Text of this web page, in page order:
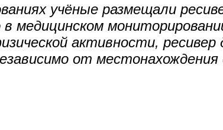
учёные размещали
в медицинском
активности,
от